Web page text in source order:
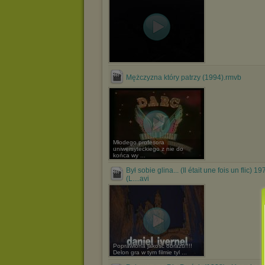
Mężczyzna który patrzy (1994).rmvb
Młodego profesora
uniwersyteckiego z nie do
końca wy ...
Był sobie glina... (Il était une fois un flic)
(L....avi
Poprawiona jakość obrazu!!!!
Delon gra w tym filmie tyl ...